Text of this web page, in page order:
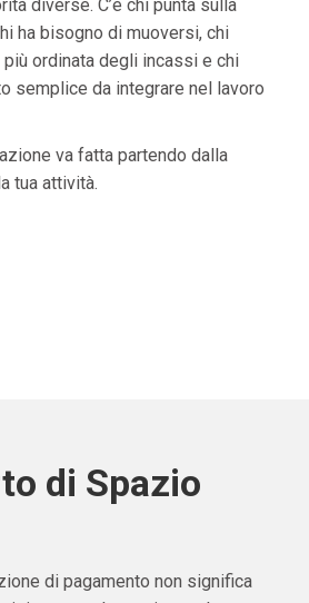
diverse. C’è chi punta sulla
ha bisogno di muoversi, chi
ordinata degli incassi e chi
semplice da integrare nel lavoro
va fatta partendo dalla
tua attività.
di Spazio
di pagamento non significa